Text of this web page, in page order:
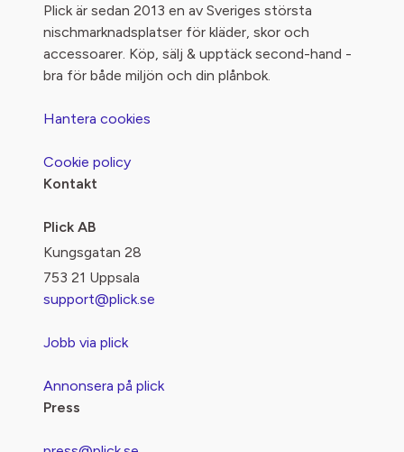
Plick är sedan 2013 en av Sveriges största
nischmarknadsplatser för kläder, skor och
accessoarer. Köp, sälj & upptäck second-hand -
bra för både miljön och din plånbok.
Hantera cookies
Cookie policy
Kontakt
Plick AB
Kungsgatan 28
753 21 Uppsala
support@plick.se
Jobb via plick
Annonsera på plick
Press